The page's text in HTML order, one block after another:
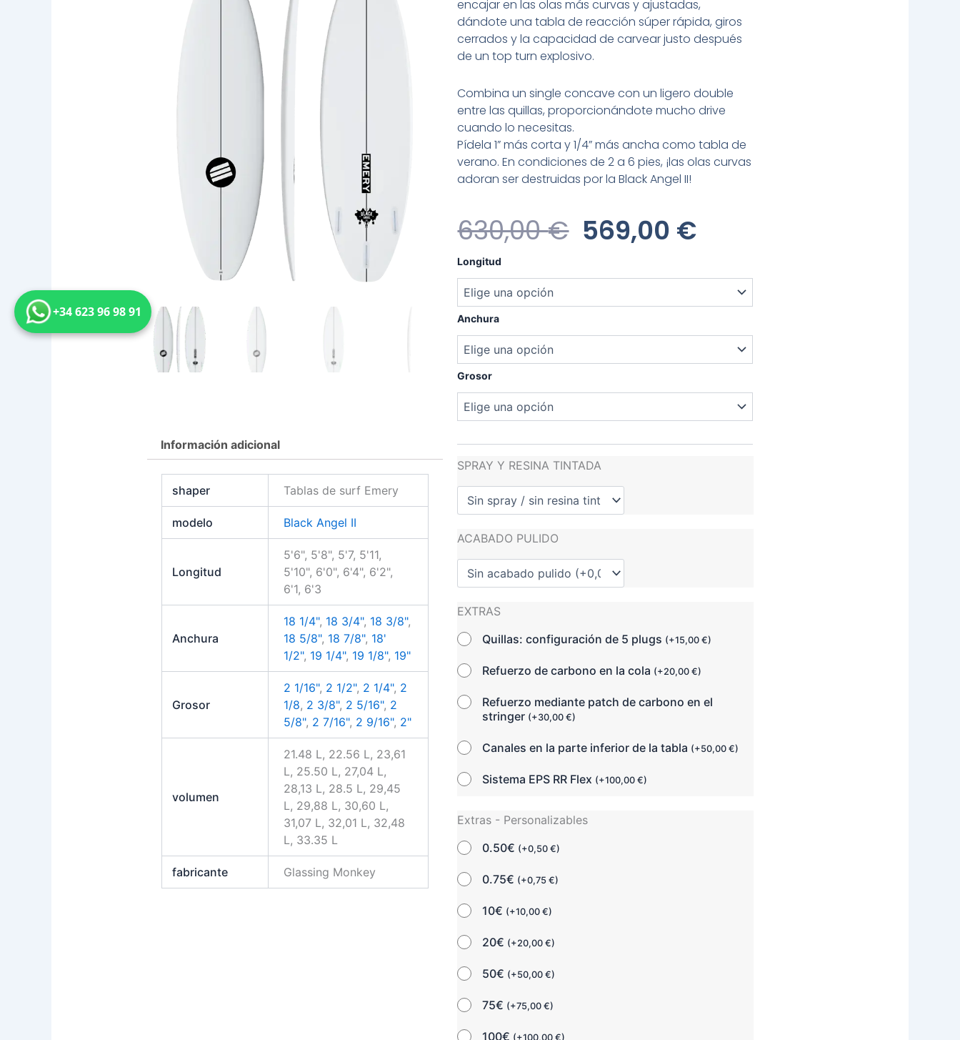
encajar en las olas más curvas y ajustadas,
dándote una tabla de reacción súper rápida, giros
cerrados y la capacidad de carvear justo después
de un top turn explosivo.
Combina un single concave con un ligero double
entre las quillas, proporcionándote mucho drive
cuando lo necesitas.
Pídela 1” más corta y 1/4” más ancha como tabla de
verano. En condiciones de 2 a 6 pies, ¡las olas curvas
adoran ser destruidas por la Black Angel II!
630,00€ El
Original
Era:
630,00 €.
569,00 €El
Actual
Es:
569,00 €.
Longitud
Anchura
Grosor
SPRAY Y RESINA TINTADA
ACABADO PULIDO
EXTRAS
Quillas: configuración de 5 plugs (+15,00€)
Refuerzo de carbono en la cola (+20,00€)
Refuerzo mediante patch de carbono en el
stringer (+30,00€)
Canales en la parte inferior de la tabla (+50,00€)
Sistema EPS RR Flex (+100,00€)
Extras - Personalizables
0.50€ (+0,50€)
0.75€ (+0,75€)
10€ (+10,00€)
20€ (+20,00€)
50€ (+50,00€)
75€ (+75,00€)
100€ (+100,00€)
Emery
Black
cantidad
Información adicional
shaper Tablas de surf Emery
modelo Black Angel II
Longitud
5'6", 5'8", 5'7, 5'11,
5'10", 6'0", 6'4", 6'2",
6'1, 6'3
Anchura
18 1/4", 18 3/4", 18 3/8",
18 5/8", 18 7/8", 18'
1/2", 19 1/4", 19 1/8", 19"
Grosor
2 1/16", 2 1/2", 2 1/4", 2
1/8, 2 3/8", 2 5/16", 2
5/8", 2 7/16", 2 9/16", 2"
volumen
21.48 L, 22.56 L, 23,61
L, 25.50 L, 27,04 L,
28,13 L, 28.5 L, 29,45
L, 29,88 L, 30,60 L,
31,07 L, 32,01 L, 32,48
L, 33.35 L
fabricante Glassing Monkey
+34 623 96 98 91